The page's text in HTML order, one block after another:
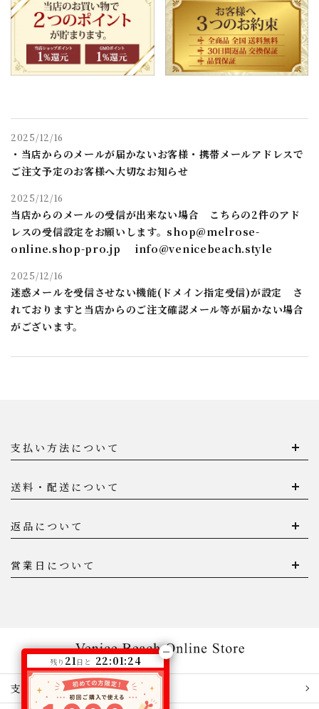
2025/12/16
・当店からのメールが届かないお客様・携帯メールアドレスで
ご注文予定のお客様へ大切なお知らせ
2025/12/16
当店からのメールの受信が出来ない場合 こちらの2件のアド
レスの受信設定をお願いします。shop@melrose-
online.shop-pro.jp info@venicebeach.style
2025/12/16
迷惑メールを受信させない機能(ドメイン指定受信)が設定 さ
れておりますと当店からのご注文確認メール等が届かない場合
がございます。
支払い方法について
送料・配送について
返品について
営業日について
支払い方法
残り 21日と 22:01:23